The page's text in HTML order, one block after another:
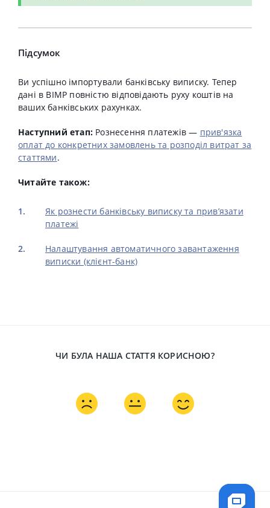
Підсумок
Ви успішно імпортували банківську виписку. Тепер
дані в BIMP повністю відповідають руху коштів на
ваших банківських рахунках.
Наступний етап: Рознесення платежів — прив'язка
оплат до конкретних замовлень та розподіл витрат за
статтями.
Читайте також:
Як рознести банківську виписку та прив’язати
платежі
Налаштування автоматичного завантаження
виписки (клієнт-банк)
ЧИ БУЛА НАША СТАТТЯ КОРИСНОЮ?